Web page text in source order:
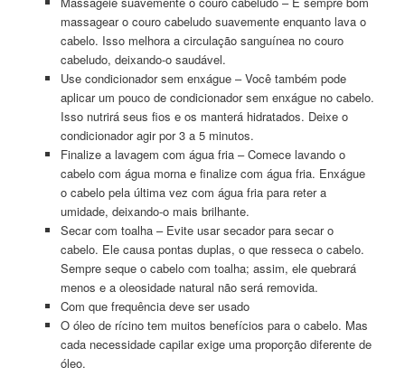
massagear o couro cabeludo suavemente enquanto lava o
cabelo. Isso melhora a circulação sanguínea no couro
cabeludo, deixando-o saudável.
Use condicionador sem enxágue – Você também pode
aplicar um pouco de condicionador sem enxágue no cabelo.
Isso nutrirá seus fios e os manterá hidratados. Deixe o
condicionador agir por 3 a 5 minutos.
Finalize a lavagem com água fria – Comece lavando o
cabelo com água morna e finalize com água fria. Enxágue
o cabelo pela última vez com água fria para reter a
umidade, deixando-o mais brilhante.
Secar com toalha – Evite usar secador para secar o
cabelo. Ele causa pontas duplas, o que resseca o cabelo.
Sempre seque o cabelo com toalha; assim, ele quebrará
menos e a oleosidade natural não será removida.
Com que frequência deve ser usado
O óleo de rícino tem muitos benefícios para o cabelo. Mas
cada necessidade capilar exige uma proporção diferente de
óleo.